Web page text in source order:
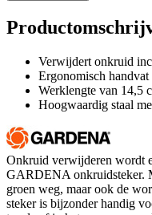
Verwijdert onkruid
Ergonomisch
Werklengte van 14,5
Hoogwaardig staal
Onkruid verwijderen wordt
GARDENA onkruidsteker.
groen weg, maar ook de
steker is bijzonder handig